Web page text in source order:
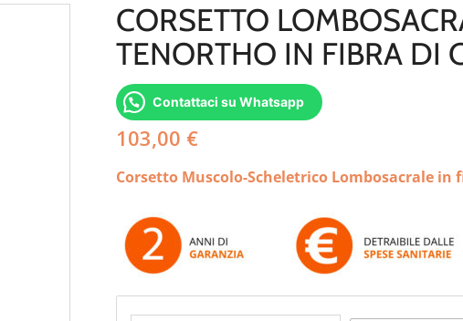
CORSETTO
TENORTHO IN FIBRA DI
Contattaci su Whatsapp
103,00 €
Corsetto Muscolo-Scheletrico Lombosacrale